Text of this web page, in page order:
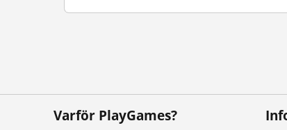
Varför PlayGames?